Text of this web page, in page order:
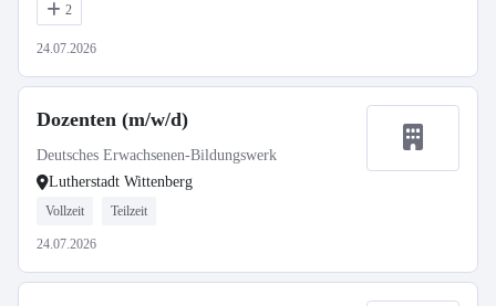
2
24.07.2026
Dozenten (m/w/d)
Deutsches Erwachsenen-Bildungswerk
Lutherstadt Wittenberg
Vollzeit Teilzeit
24.07.2026